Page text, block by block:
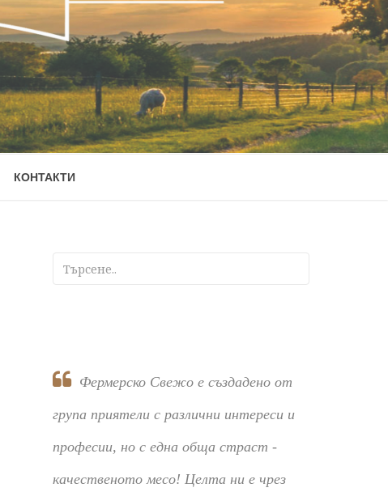
КОНТАКТИ
Фермерско Свежо е създадено от
група приятели с различни интереси и
професии, но с една обща страст -
качественото месо! Целта ни е чрез